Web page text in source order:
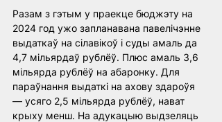
Разам з гэтым у праекце бюджэту на
2024 год ужо запланавана павелічэнне
выдаткаў на сілавікоў і суды амаль да
4,7 мільярдаў рублёў. Плюс амаль 3,6
мільярда рублёў на абаронку. Для
параўнання выдаткі на ахову здароўя
— усяго 2,5 мільярда рублёў, нават
крыху менш. На адукацыю выдзеляць